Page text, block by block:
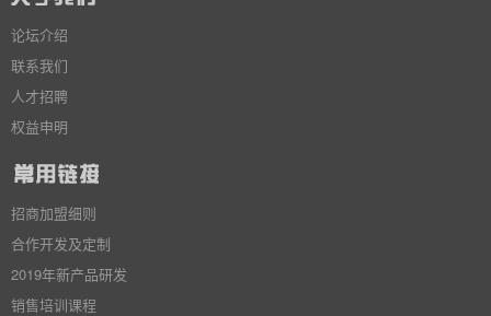
论坛介绍
联系我们
人才招聘
权益申明
招商加盟细则
合作开发及定制
2019年新产品研发
销售培训课程